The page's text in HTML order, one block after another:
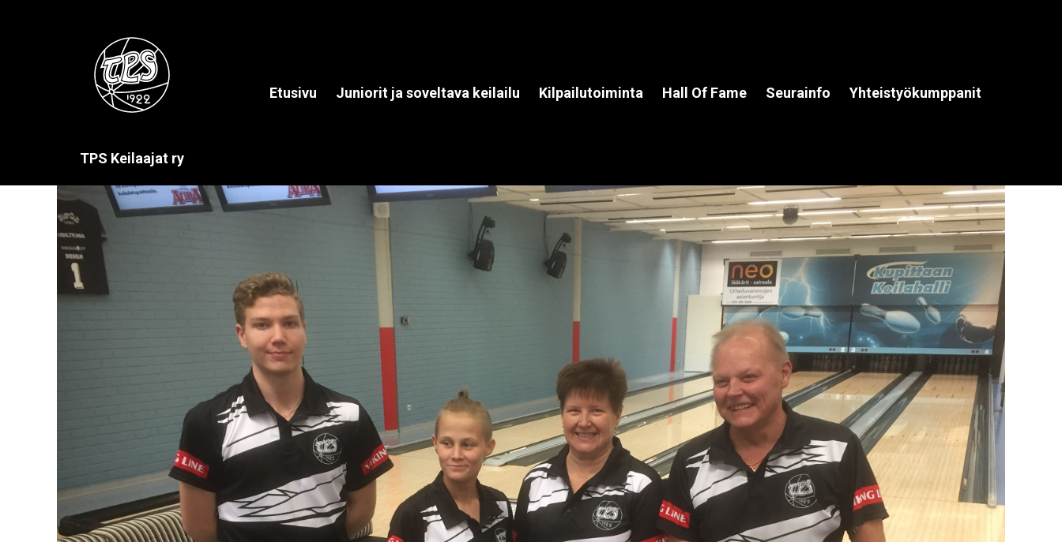
TPS Keilaajat ry
Etusivu Juniorit ja soveltava keilailu Kilpailutoiminta Hall Of Fame Seurainfo Yhteistyökumppanit